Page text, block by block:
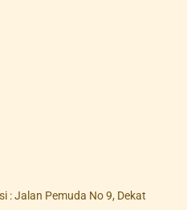
: Jalan Pemuda No 9, Dekat